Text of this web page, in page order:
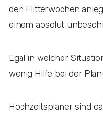
den Flitterwochen
einem absolut
Egal in welcher
wenig Hilfe bei der
Hochzeitsplaner sind